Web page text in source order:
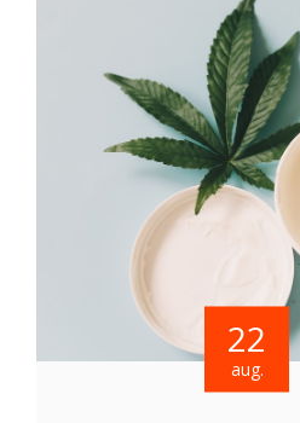
22
aug.